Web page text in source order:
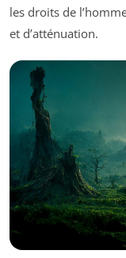
les droits de
et d’atténuation.